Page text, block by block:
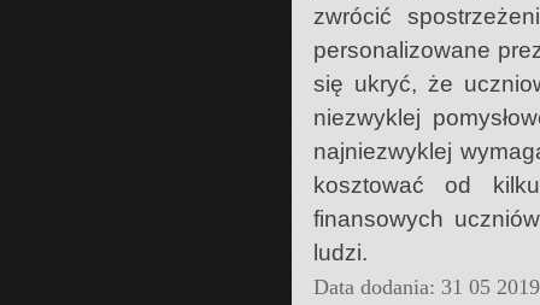
zwrócić
personalizowane
się ukryć, że
niezwyklej
najniezwyklej
kosztować od
finansowych
ludzi.
Data dodania: 31 05